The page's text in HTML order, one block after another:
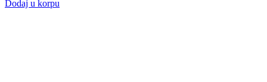
Dodaj u korpu